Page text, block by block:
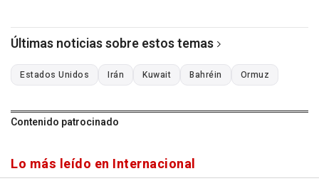
Últimas noticias sobre estos temas
Estados Unidos Irán Kuwait Bahréin Ormuz
Contenido patrocinado
Lo más leído en Internacional